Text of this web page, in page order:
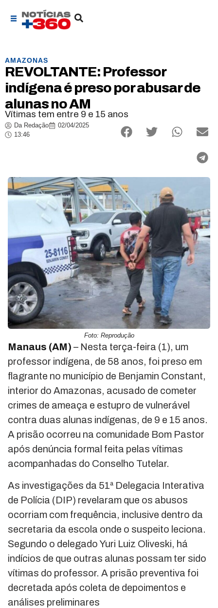
AMAZONAS
REVOLTANTE: Professor
indígena é preso por abusar de
alunas no AM
Vítimas tem entre 9 e 15 anos
Da Redação
02/04/2025
13:46
Foto: Reprodução
Manaus (AM) – Nesta terça-feira (1), um
professor indígena, de 58 anos, foi preso em
flagrante no município de Benjamin Constant,
interior do Amazonas, acusado de cometer
crimes de ameaça e estupro de vulnerável
contra duas alunas indígenas, de 9 e 15 anos.
A prisão ocorreu na comunidade Bom Pastor
após denúncia formal feita pelas vítimas
acompanhadas do Conselho Tutelar.
As investigações da 51ª Delegacia Interativa
de Polícia (DIP) revelaram que os abusos
ocorriam com frequência, inclusive dentro da
secretaria da escola onde o suspeito leciona.
Segundo o delegado Yuri Luiz Oliveski, há
indícios de que outras alunas possam ter sido
vítimas do professor. A prisão preventiva foi
decretada após coleta de depoimentos e
análises preliminares